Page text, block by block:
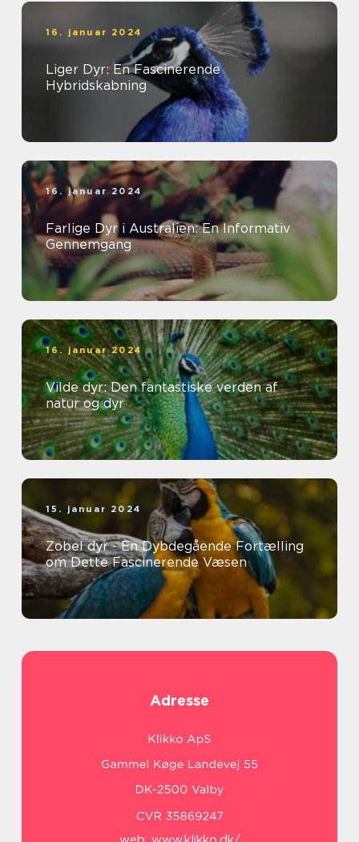
16. januar 2024
Liger Dyr: En Fascinerende
Hybridskabning
16. januar 2024
Farlige Dyr i Australien: En Informativ
Gennemgang
16. januar 2024
Vilde dyr: Den fantastiske verden af
natur og dyr
15. januar 2024
Zobel dyr - En Dybdegående Fortælling
om Dette Fascinerende Væsen
Adresse